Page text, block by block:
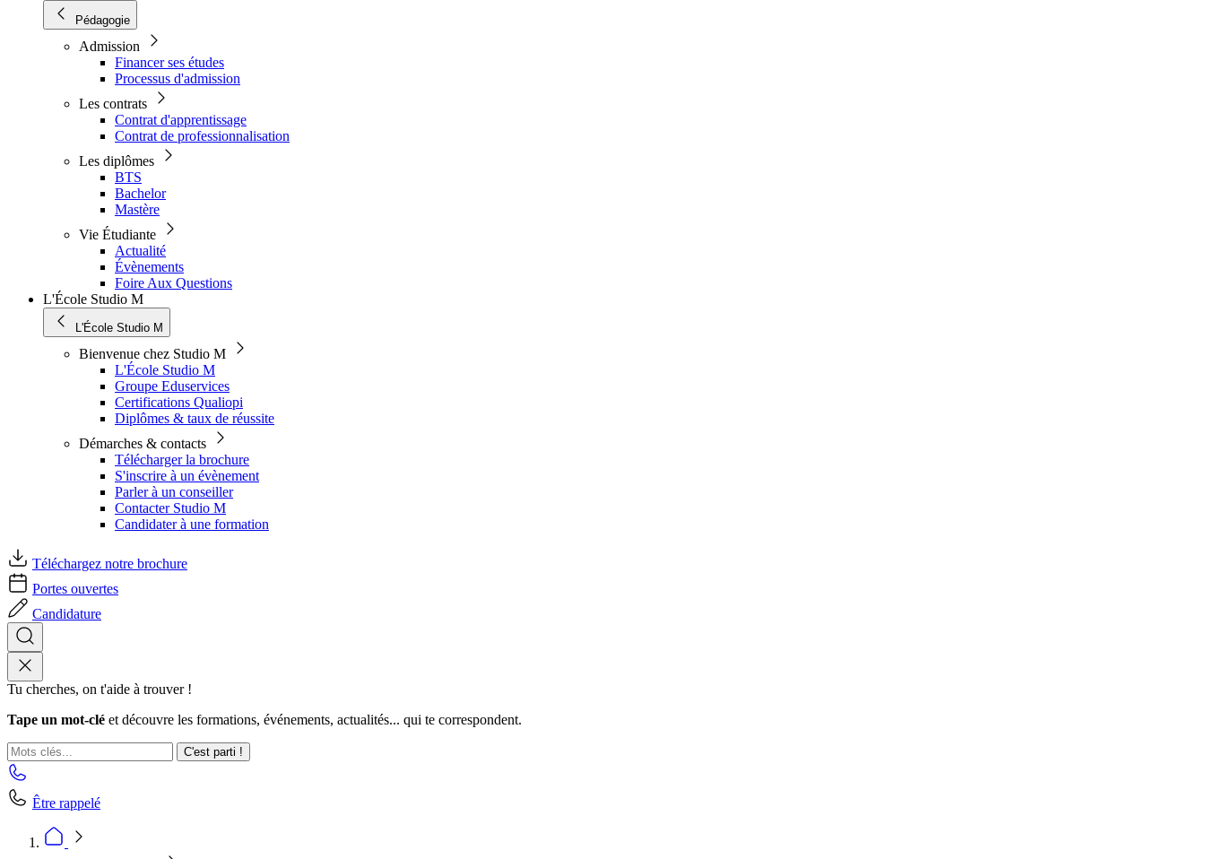
Pédagogie
Admission
Financer ses études
Processus d'admission
Les contrats
Contrat d'apprentissage
Contrat de professionnalisation
Les diplômes
BTS
Bachelor
Mastère
Vie Étudiante
Actualité
Évènements
Foire Aux Questions
L'École Studio M
L'École Studio M
Bienvenue chez Studio M
L'École Studio M
Groupe Eduservices
Certifications Qualiopi
Diplômes & taux de réussite
Démarches & contacts
Télécharger la brochure
S'inscrire à un évènement
Parler à un conseiller
Contacter Studio M
Candidater à une formation
Téléchargez notre brochure
Portes ouvertes
Candidature
Tu cherches, on t'aide à trouver !
Tape un mot-clé et découvre les formations, événements, actualités... qui te correspondent.
C'est parti !
Être rappelé